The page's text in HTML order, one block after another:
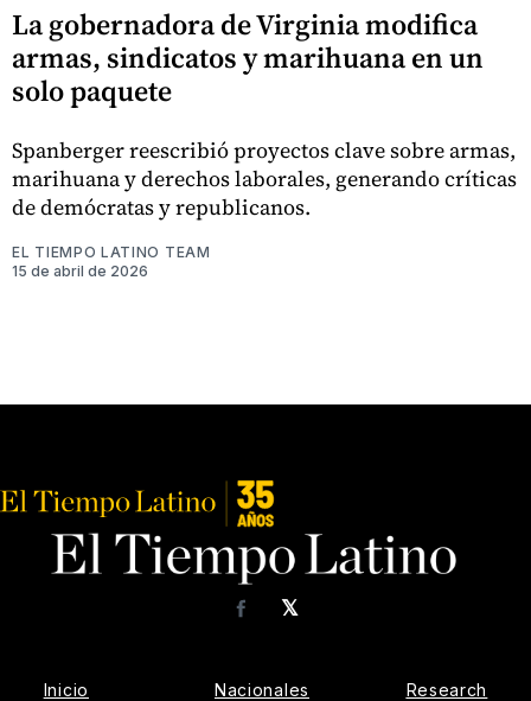
La gobernadora de Virginia modifica
armas, sindicatos y marihuana en un
solo paquete
Spanberger reescribió proyectos clave sobre armas,
marihuana y derechos laborales, generando críticas
de demócratas y republicanos.
EL TIEMPO LATINO TEAM
15 de abril de 2026
𝕏
Facebook
Inicio Nacionales Research